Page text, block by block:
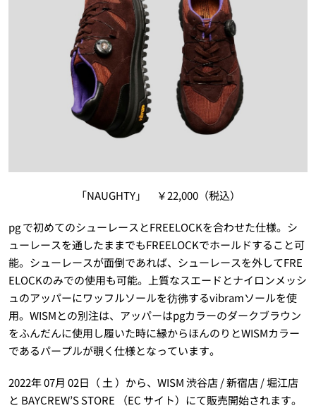
「NAUGHTY」 ￥22,000（税込）
pg で初めてのシューレースとFREELOCKを合わせた仕様。シ
ューレースを通したままでもFREELOCKでホールドすること可
能。シューレースが面倒であれば、シューレースを外してFRE
ELOCKのみでの使用も可能。上質なスエードとナイロンメッシ
ュのアッパーにワッフルソールを彷彿するvibramソールを使
用。WISMとの別注は、アッパーはpgカラーのダークブラウン
をふんだんに使用し履いた時に縁からほんのりとWISMカラー
であるパープルが覗く仕様となっています。
2022年 07月 02日（ 土 ）から、WISM 渋谷店 / 新宿店 / 堀江店
と BAYCREW’S STORE （EC サイト）にて販売開始されます。